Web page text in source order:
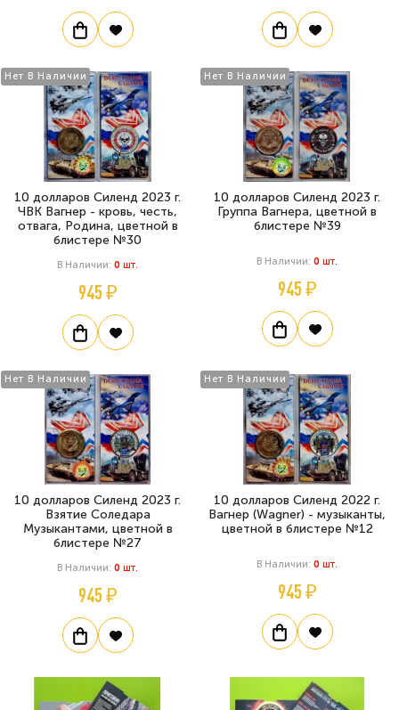
Нет В Наличии
10 долларов Силенд 2023 г.
ЧВК Вагнер - кровь, честь,
отвага, Родина, цветной в
блистере №30
В Наличии: 0 Шт.
945 ₽
Нет В Наличии
10 долларов Силенд 2023 г.
Группа Вагнера, цветной в
блистере №39
В Наличии: 0 Шт.
945 ₽
Нет В Наличии
10 долларов Силенд 2023 г.
Взятие Соледара
Музыкантами, цветной в
блистере №27
В Наличии: 0 Шт.
945 ₽
Нет В Наличии
10 долларов Силенд 2022 г.
Вагнер (Wagner) - музыканты,
цветной в блистере №12
В Наличии: 0 Шт.
945 ₽